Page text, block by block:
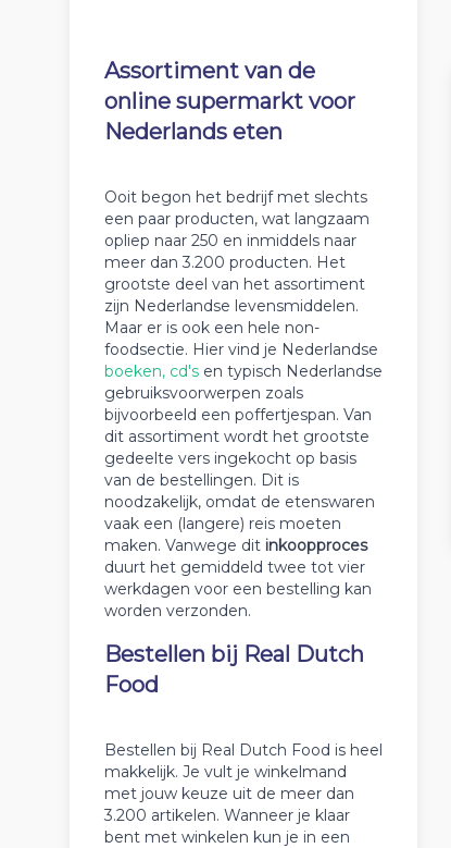
Assortiment van de
online supermarkt voor
Nederlands eten
Ooit begon het bedrijf met slechts
een paar producten, wat langzaam
opliep naar 250 en inmiddels naar
meer dan 3.200 producten. Het
grootste deel van het assortiment
zijn Nederlandse levensmiddelen.
Maar er is ook een hele non-
foodsectie. Hier vind je Nederlandse
boeken, cd's en typisch Nederlandse
gebruiksvoorwerpen zoals
bijvoorbeeld een poffertjespan. Van
dit assortiment wordt het grootste
gedeelte vers ingekocht op basis
van de bestellingen. Dit is
noodzakelijk, omdat de etenswaren
vaak een (langere) reis moeten
maken. Vanwege dit inkoopproces
duurt het gemiddeld twee tot vier
werkdagen voor een bestelling kan
worden verzonden.
Bestellen bij Real Dutch
Food
Bestellen bij Real Dutch Food is heel
makkelijk. Je vult je winkelmand
met jouw keuze uit de meer dan
3.200 artikelen. Wanneer je klaar
bent met winkelen kun je in een